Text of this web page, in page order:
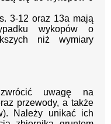
3-12 oraz 13a mają
u wykopów o
niż wymiary
uwagę na
przewody, a także
Należy unikać ich